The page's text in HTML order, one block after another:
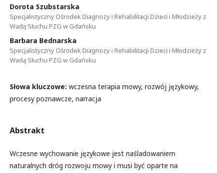
Dorota Szubstarska
Specjalistyczny Ośrodek Diagnozy i Rehabilitacji Dzieci i Młodzieży z
Wadą Słuchu PZG w Gdańsku
Barbara Bednarska
Specjalistyczny Ośrodek Diagnozy i Rehabilitacji Dzieci i Młodzieży z
Wadą Słuchu PZG w Gdańsku
Słowa kluczowe: wczesna terapia mowy, rozwój językowy,
procesy poznawcze, narracja
Abstrakt
Wczesne wychowanie językowe jest naśladowaniem
naturalnych dróg rozwoju mowy i musi być oparte na